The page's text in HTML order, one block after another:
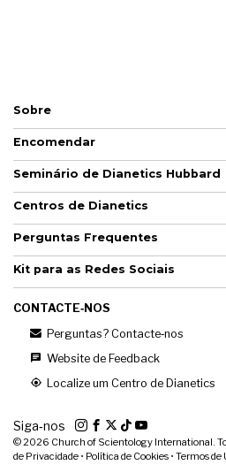
Sobre
Encomendar
Seminário de Dianetics Hubbard
Centros de Dianetics
Perguntas Frequentes
Kit para as Redes Sociais
CONTACTE‑NOS
Perguntas? Contacte‑nos
Website de Feedback
Localize um Centro de Dianetics
Siga‑nos
© 2026 Church of Scientology International.
de Privacidade • Política de Cookies • Termos de